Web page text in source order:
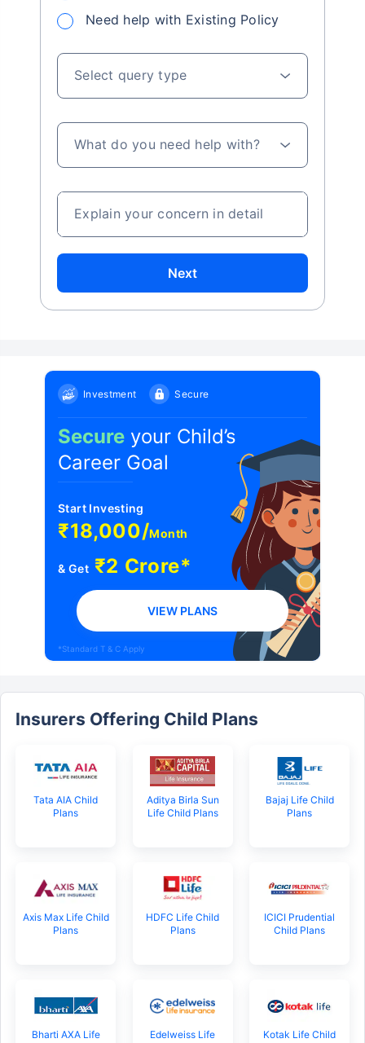
Need help with Existing Policy
Select query type
What do you need help with?
Explain your concern in detail
Next
Investment Secure
Secure your Child’s
Career Goal
Start Investing
₹18,000/Month
& Get₹2 Crore*
VIEW PLANS
*Standard T & C Apply
Insurers Offering Child Plans
Tata AIA Child
Plans
Aditya Birla Sun
Life Child Plans
Bajaj Life Child
Plans
Axis Max Life Child
Plans
HDFC Life Child
Plans
ICICI Prudential
Child Plans
Bharti AXA Life
Edelweiss Life
Kotak Life Child